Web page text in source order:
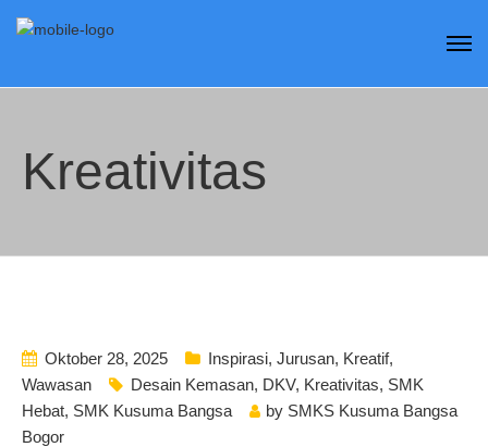
Kreativitas
Oktober 28, 2025 Inspirasi, Jurusan, Kreatif,
Wawasan
Desain Kemasan, DKV, Kreativitas, SMK
Hebat, SMK Kusuma Bangsa by SMKS Kusuma Bangsa
Bogor